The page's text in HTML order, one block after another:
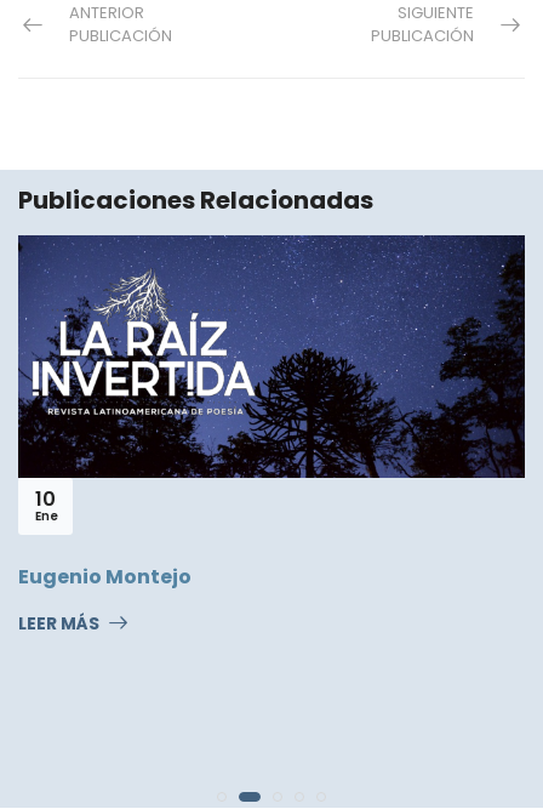
ANTERIOR
PUBLICACIÓN
SIGUIENTE
PUBLICACIÓN
Publicaciones Relacionadas
10
Ene
Eugenio Montejo
LEER MÁS